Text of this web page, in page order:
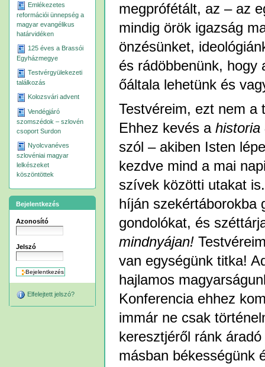
Emlékezetes
reformációi ünnepség a
magyar evangélikus
határvidéken
125 éves a Brassói
Egyházmegye
Testvérgyülekezeti
találkozás
Kolozsvári advent
Vendégjáró
szomszédok – szlovén
csoport Surdon
Nyolcvanéves
szlovéniai magyar
lelkészeket
köszöntöttek
Bejelentkezés
Azonosító
Jelszó
Elfelejtett jelszó?
megprófétált, az – az
mindig örök igazság
önzésünket,
és rádöbbenünk, hogy
őáltala lehetünk és
Testvéreim, ezt nem a
Ehhez kevés ahistoria
szól – akiben Isten
kezdve mind a mai
szívek közötti utakat
híján szekértáborokba
gondolókat, és
mindnyájan!
van egységünk titka!
hajlamos
Konferencia ehhez
immár ne csak
keresztjéről ránk
másban békességünk